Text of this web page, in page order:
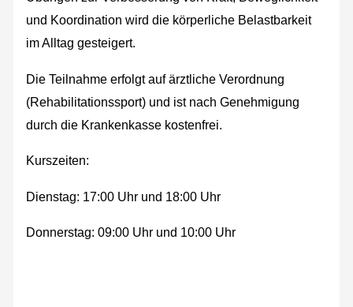
und Koordination wird die körperliche Belastbarkeit
im Alltag gesteigert.
Die Teilnahme erfolgt auf ärztliche Verordnung
(Rehabilitationssport) und ist nach Genehmigung
durch die Krankenkasse kostenfrei.
Kurszeiten:
Dienstag: 17:00 Uhr und 18:00 Uhr
Donnerstag: 09:00 Uhr und 10:00 Uhr